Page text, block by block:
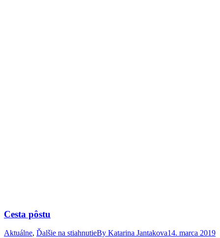
Cesta pôstu
Aktuálne, Ďalšie na stiahnutieBy Katarina Jantakova14. marca 2019